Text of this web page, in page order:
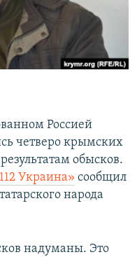
Россией
четверо крымских
обысков.
Украина» сообщил
народа
надуманы. Это